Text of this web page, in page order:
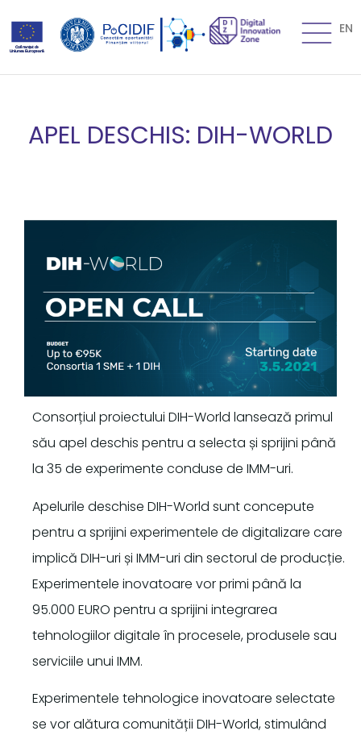
EN
APEL DESCHIS: DIH-WORLD
Consorțiul proiectului DIH-World lansează primul
său apel deschis pentru a selecta și sprijini până
la 35 de experimente conduse de IMM-uri.
Apelurile deschise DIH-World sunt concepute
pentru a sprijini experimentele de digitalizare care
implică DIH-uri și IMM-uri din sectorul de producție.
Experimentele inovatoare vor primi până la
95.000 EURO pentru a sprijini integrarea
tehnologiilor digitale în procesele, produsele sau
serviciile unui IMM.
Experimentele tehnologice inovatoare selectate
se vor alătura comunității DIH-World, stimulând